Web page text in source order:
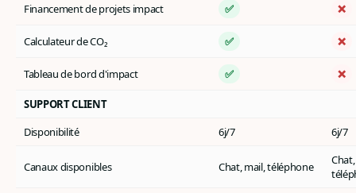
Financement de projets impact ✅ ❌
Calculateur de CO₂ ✅ ❌
Tableau de bord d'impact ✅ ❌
SUPPORT CLIENT
Disponibilité
6j/7 6j/7
Canaux disponibles Chat, mail, téléphone